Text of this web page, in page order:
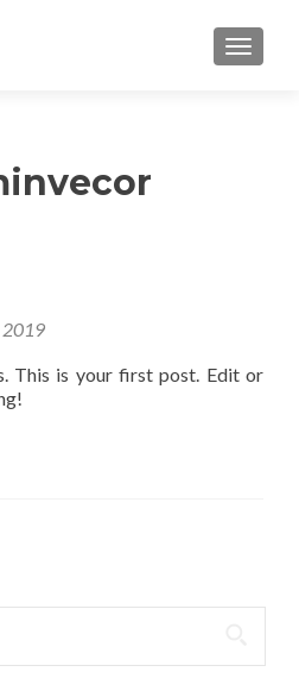
MENU
2019
This is your first post. Edit or